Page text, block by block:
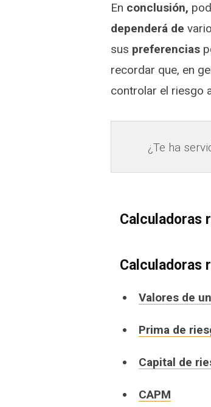
En conclusión,
dependerá de
sus preferencias
recordar que, en
controlar el riesgo
¿Te ha
Calculadoras
Calculadoras
Valores de
Prima de
Capital de
CAPM